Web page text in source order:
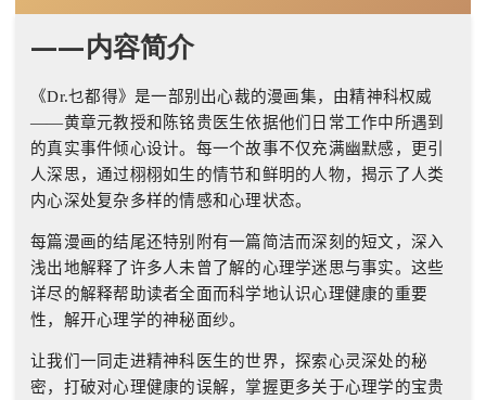
——内容简介
《Dr.乜都得》是一部别出心裁的漫画集，由精神科权威
——黄章元教授和陈铭贵医生依据他们日常工作中所遇到
的真实事件倾心设计。每一个故事不仅充满幽默感，更引
人深思，通过栩栩如生的情节和鲜明的人物，揭示了人类
内心深处复杂多样的情感和心理状态。
每篇漫画的结尾还特别附有一篇简洁而深刻的短文，深入
浅出地解释了许多人未曾了解的心理学迷思与事实。这些
详尽的解释帮助读者全面而科学地认识心理健康的重要
性，解开心理学的神秘面纱。
让我们一同走进精神科医生的世界，探索心灵深处的秘
密，打破对心理健康的误解，掌握更多关于心理学的宝贵